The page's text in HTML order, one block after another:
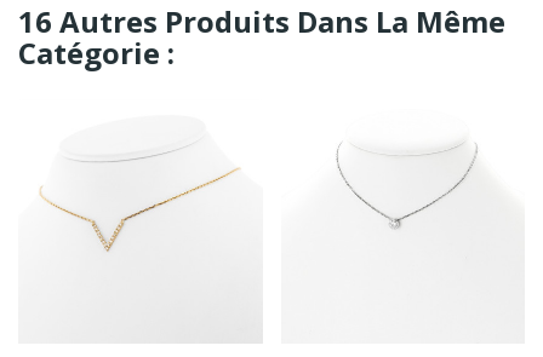
16 Autres Produits Dans La Même
Catégorie :